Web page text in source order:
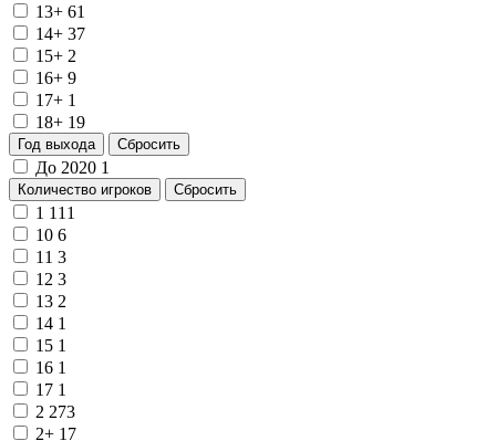
13+ 61
14+ 37
15+ 2
16+ 9
17+ 1
18+ 19
Год выхода Сбросить
До 2020 1
Количество игроков Сбросить
1 111
10 6
11 3
12 3
13 2
14 1
15 1
16 1
17 1
2 273
2+ 17